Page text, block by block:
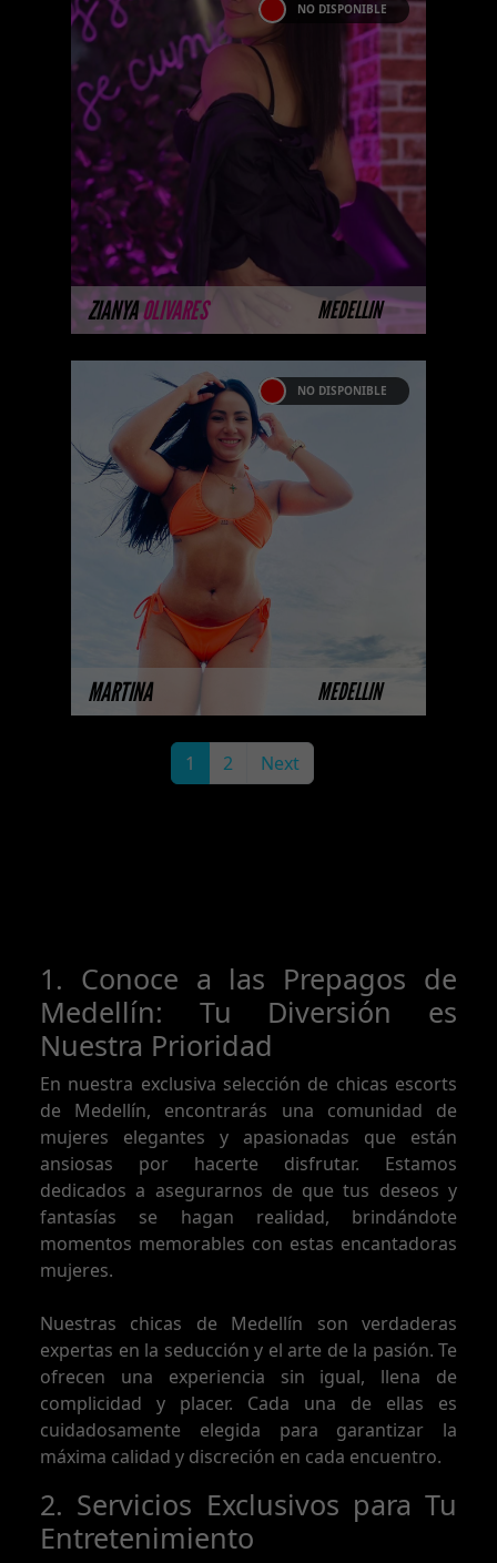
ZIANYAOLIVARES MEDELLIN
NO DISPONIBLE
ZIANYA OLIVARES
Próximamente.... Algunas de
nuestras modelos aún no tienen
imágenes disponibles en la web
porque están completando su
sesión ...
MÁS INFORMACIÓN
MARTINA MEDELLIN
NO DISPONIBLE
MARTINA
Algunas de nuestras modelos
aún no tienen imágenes
disponibles en la web porque
están completando su sesión
fotográfica prof ...
MÁS INFORMACIÓN
1 2 Next
1. Conoce a las Prepagos de
Medellín: Tu Diversión es
Nuestra Prioridad
En nuestra exclusiva selección de chicas escorts
de Medellín, encontrarás una comunidad de
mujeres elegantes y apasionadas que están
ansiosas por hacerte disfrutar. Estamos
dedicados a asegurarnos de que tus deseos y
fantasías se hagan realidad, brindándote
momentos memorables con estas encantadoras
mujeres.
Nuestras chicas de Medellín son verdaderas
expertas en la seducción y el arte de la pasión. Te
ofrecen una experiencia sin igual, llena de
complicidad y placer. Cada una de ellas es
cuidadosamente elegida para garantizar la
máxima calidad y discreción en cada encuentro.
2. Servicios Exclusivos para Tu
Entretenimiento